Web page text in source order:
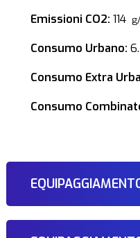
Emissioni CO2: 114
Consumo Urbano:
Consumo Extra
Consumo